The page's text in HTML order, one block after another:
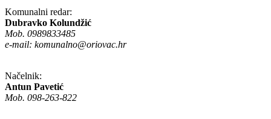
Komunalni redar:
Dubravko Kolundžić
Mob. 0989833485
e-mail: komunalno@oriovac.hr
Načelnik:
Antun Pavetić
Mob. 098-263-822